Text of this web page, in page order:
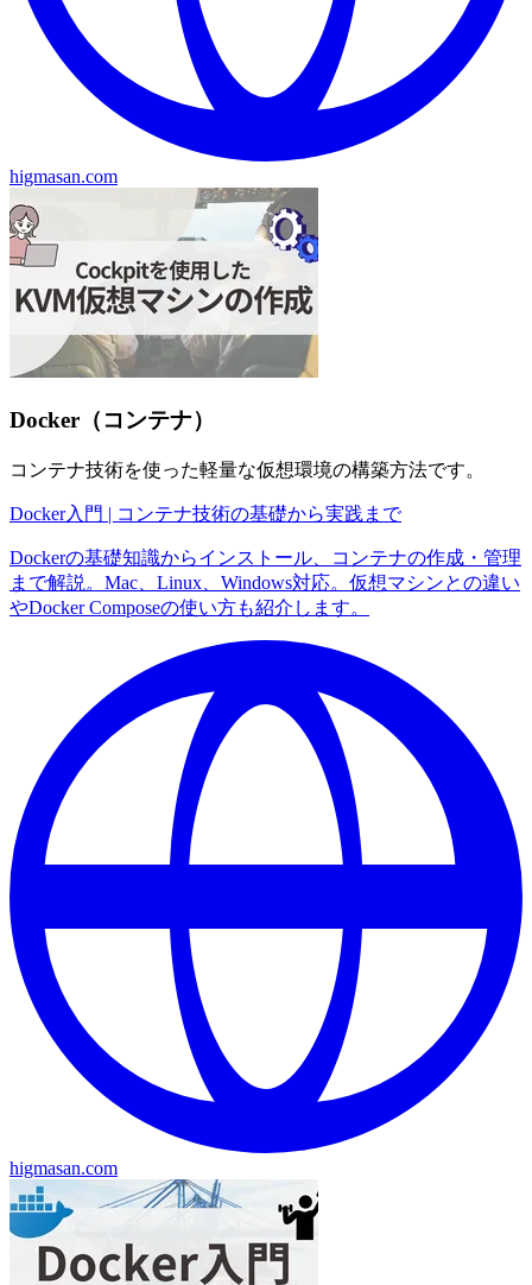
higmasan.com
Docker（コンテナ）
コンテナ技術を使った軽量な仮想環境の構築方法です。
Docker入門 | コンテナ技術の基礎から実践まで
Dockerの基礎知識からインストール、コンテナの作成・管理
まで解説。Mac、Linux、Windows対応。仮想マシンとの違い
やDocker Composeの使い方も紹介します。
higmasan.com